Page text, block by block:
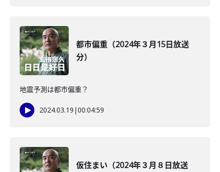
都市偏重（2024年３月15日放送
分）
地震予測は都市偏重？
2024.03.19 |00:04:59
仮住まい（2024年３月８日放送